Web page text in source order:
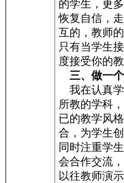
的学生，更
恢复自信，
互的，教师
只有当学生
度接受你的教
三、做一
我在认真学
所教的学科
已的教学风
合，为学生
同时注重学
会合作交流
以往教师演